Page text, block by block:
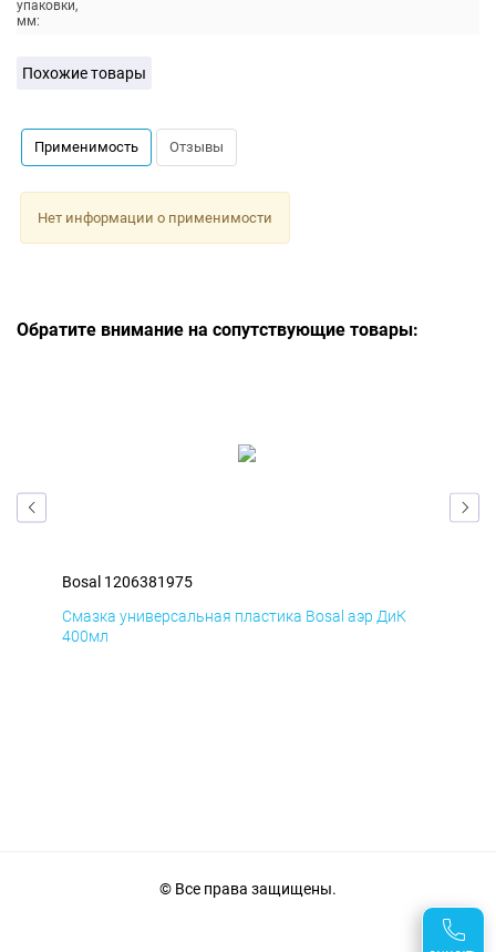
упаковки,
мм:
Похожие товары
Применимость Отзывы
Нет информации о применимости
Обратите внимание на сопутствующие товары:
Bosal 1206381975
Смазка универсальная пластика Bosal аэр ДиК
400мл
© Все права защищены.